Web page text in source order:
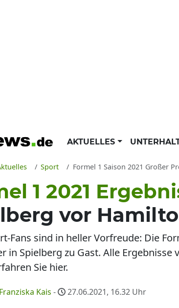
AKTUELLES
Sport Formel 1 Saison 2021 Großer Preis
1 2021
vor
Fans sind in heller Vorfreude: Die
in Spielberg zu Gast. Alle
Sie hier.
Franziska Kais - 27.06.2021, 16.32 Uhr